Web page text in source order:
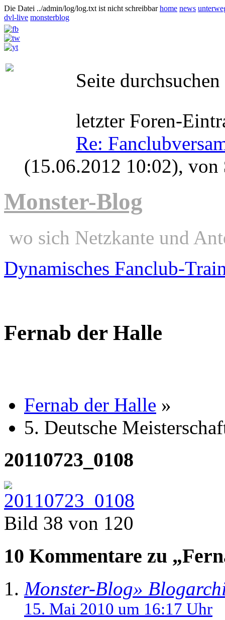
Die Datei ../admin/log/log.txt ist nicht schreibbarhome news
dvl-live monsterblog
Seite durchsuchen
letzter Foren-
Re:
(15.06.2012 10:02), von
Monster-Blog
wo sich Netzkante und
Dynamisches Fanclub-
Fernab der Halle
Fernab der Halle »
5. Deutsche
20110723_0108
Bild 38 von 120
10 Kommentare zu
Monster-Blog»
15. Mai 2010 um 16:17 Uhr